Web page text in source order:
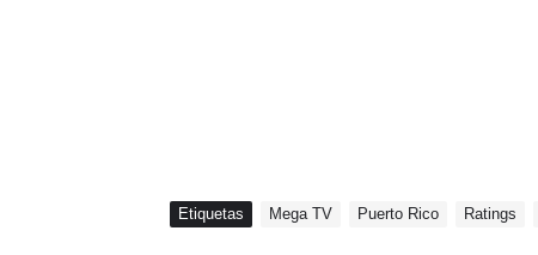
Etiquetas Mega TV Puerto Rico Ratings